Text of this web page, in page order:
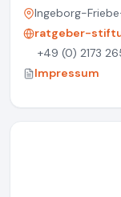
Ingeborg-
ratgeber-
+49 (0) 2173
Impressum